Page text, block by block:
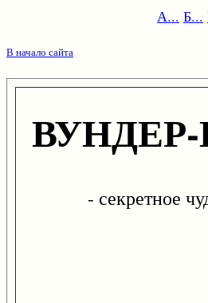
А... Б...
В начало сайта
- секретное